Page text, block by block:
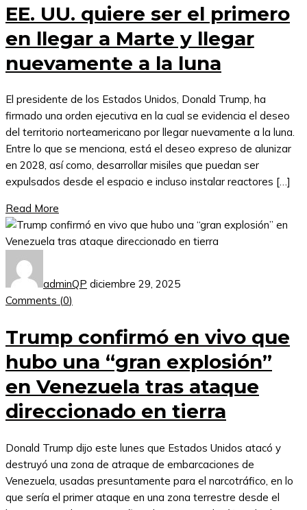
EE. UU. quiere ser el primero
en llegar a Marte y llegar
nuevamente a la luna
El presidente de los Estados Unidos, Donald Trump, ha
firmado una orden ejecutiva en la cual se evidencia el deseo
del territorio norteamericano por llegar nuevamente a la luna.
Entre lo que se menciona, está el deseo expreso de alunizar
en 2028, así como, desarrollar misiles que puedan ser
expulsados desde el espacio e incluso instalar reactores […]
Read More
adminQP diciembre 29, 2025
Comments (0)
Trump confirmó en vivo que
hubo una “gran explosión”
en Venezuela tras ataque
direccionado en tierra
Donald Trump dijo este lunes que Estados Unidos atacó y
destruyó una zona de atraque de embarcaciones de
Venezuela, usadas presuntamente para el narcotráfico, en lo
que sería el primer ataque en una zona terrestre desde el